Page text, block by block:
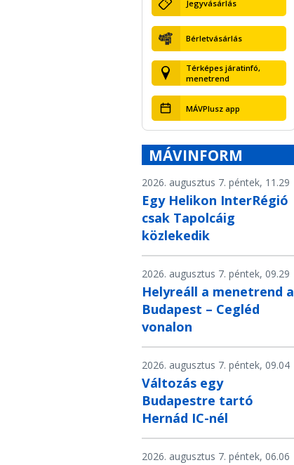
Jegyvásárlás
Bérletvásárlás
Térképes járatinfó,
menetrend
MÁVPlusz app
MÁVINFORM
2026. augusztus 7. péntek, 11.29
Egy Helikon InterRégió
csak Tapolcáig
közlekedik
2026. augusztus 7. péntek, 09.29
Helyreáll a menetrend a
Budapest – Cegléd
vonalon
2026. augusztus 7. péntek, 09.04
Változás egy
Budapestre tartó
Hernád IC-nél
2026. augusztus 7. péntek, 06.06